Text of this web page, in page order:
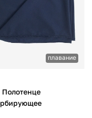
плавание
Полотенце